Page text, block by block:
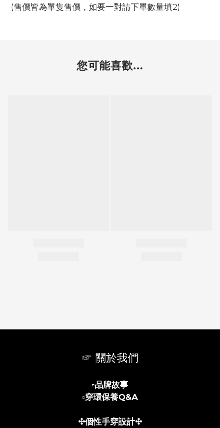
(售價皆為單隻售價，如要一對請下單數量填2)
您可能喜歡...
☞ 關於我們
▫️品牌故事
▫️穿環保養Q&A
✣個性手穿設計✣